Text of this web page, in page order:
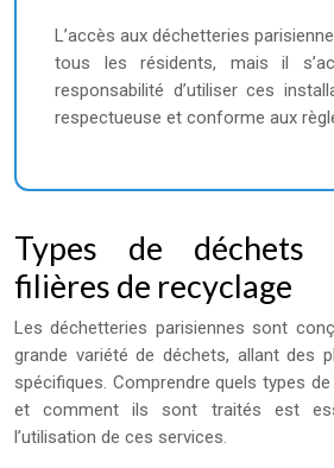
L’accès aux déchetteries
tous les résidents, mais il
responsabilité d’utiliser ces
respectueuse et conforme aux
Types de déchets
filières de recyclage
Les déchetteries parisiennes sont
grande variété de déchets, allant des
spécifiques. Comprendre quels types
et comment ils sont traités est
l’utilisation de ces services.